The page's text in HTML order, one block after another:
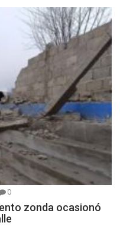
0
zonda ocasionó